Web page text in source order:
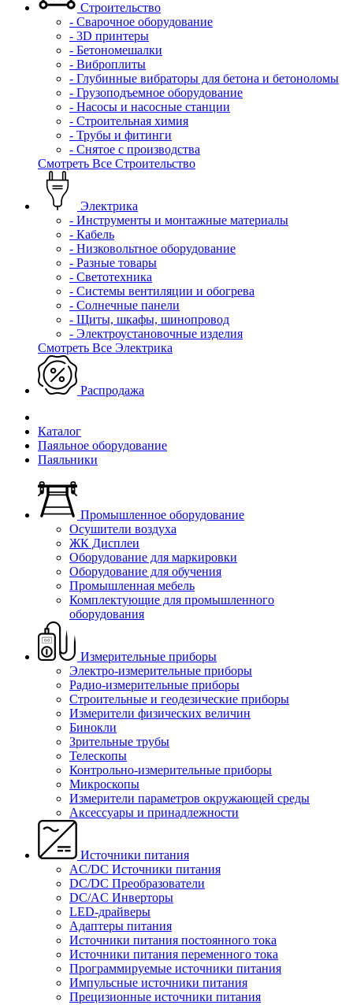
Строительство
- Сварочное оборудование
- 3D принтеры
- Бетономешалки
- Виброплиты
- Глубинные вибраторы для бетона и бетоноломы
- Грузоподъемное оборудование
- Насосы и насосные станции
- Строительная химия
- Трубы и фитинги
- Снятое с производства
Смотреть Все Строительство
Электрика
- Инструменты и монтажные материалы
- Кабель
- Низковольтное оборудование
- Разные товары
- Светотехника
- Системы вентиляции и обогрева
- Солнечные панели
- Щиты, шкафы, шинопровод
- Электроустановочные изделия
Смотреть Все Электрика
Распродажа
Каталог
Паяльное оборудование
Паяльники
Промышленное оборудование
Осушители воздуха
ЖК Дисплеи
Оборудование для маркировки
Оборудование для обучения
Промышленная мебель
Комплектующие для промышленного
оборудования
Измерительные приборы
Электро-измерительные приборы
Радио-измерительные приборы
Строительные и геодезические приборы
Измерители физических величин
Бинокли
Зрительные трубы
Телескопы
Контрольно-измерительные приборы
Микроскопы
Измерители параметров окружающей среды
Аксессуары и принадлежности
Источники питания
AC/DC Источники питания
DC/DC Преобразователи
DC/AC Инверторы
LED-драйверы
Адаптеры питания
Источники питания постоянного тока
Источники питания переменного тока
Программируемые источники питания
Импульсные источники питания
Прецизионные источники питания